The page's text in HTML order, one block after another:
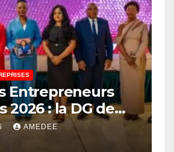
Entrepreneurs
2026 : la DG de
PUNGU
investisseurs
AMEDEE